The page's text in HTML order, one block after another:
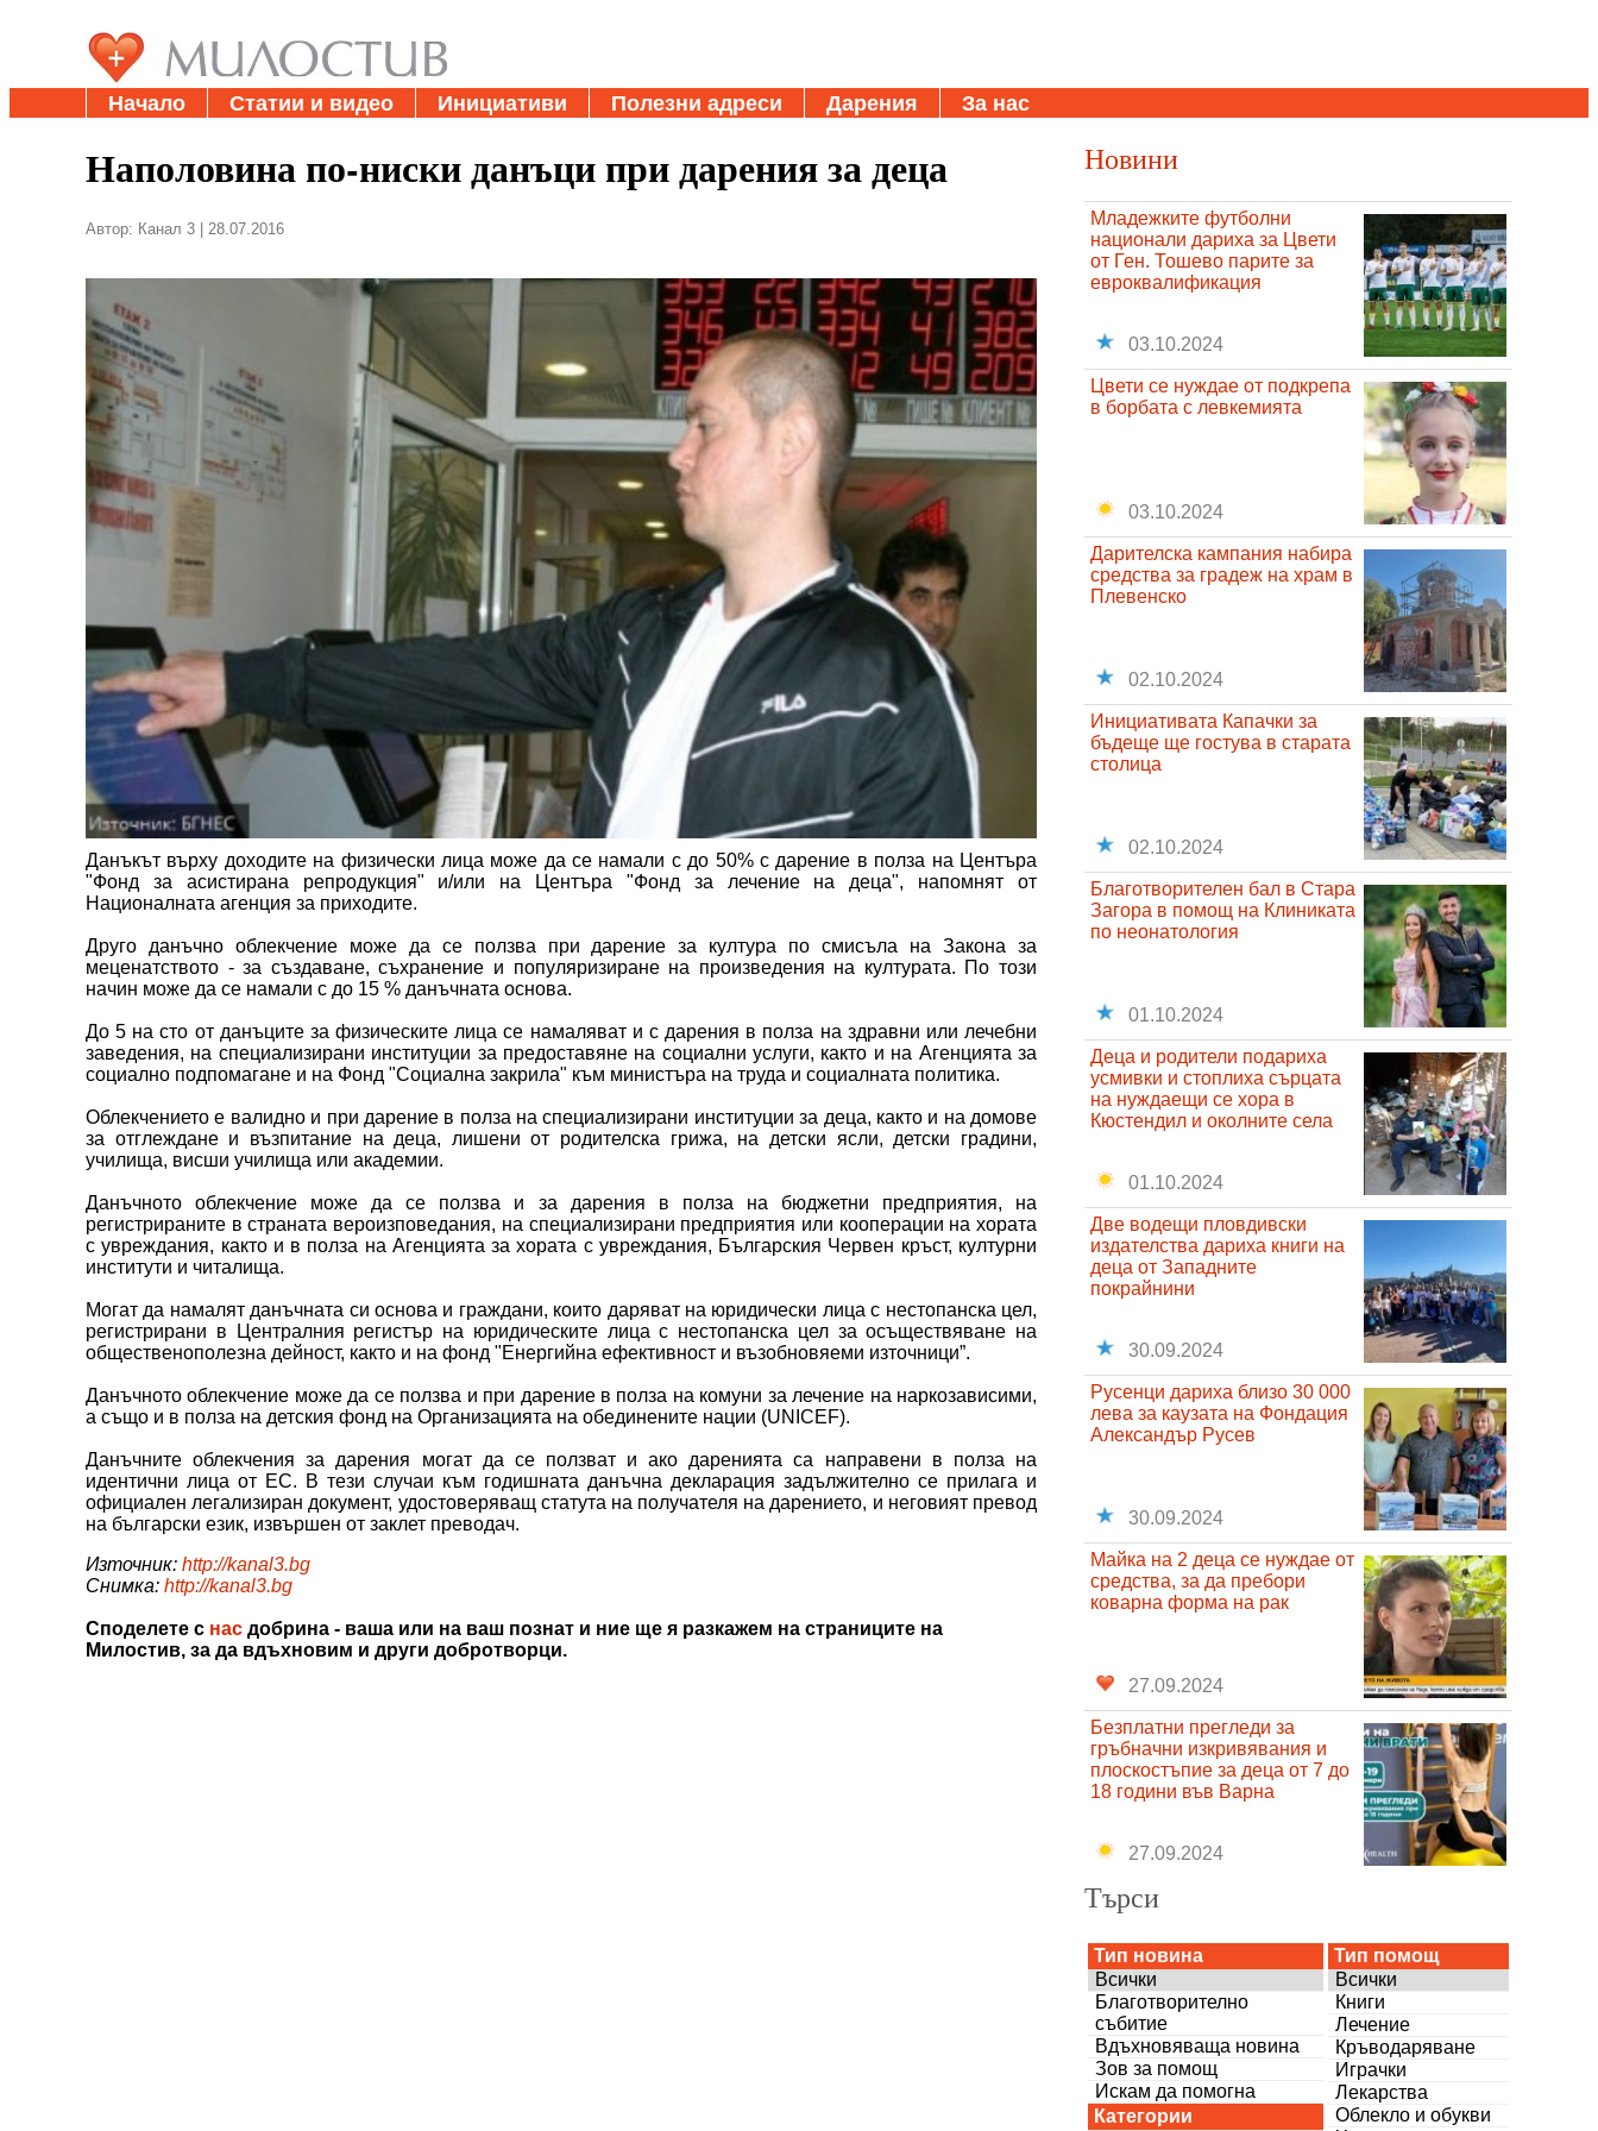
Начало Статии и видео Инициативи Полезни адреси Дарения За нас
Наполовина по-ниски данъци при дарения за деца
Автор: Канал 3 | 28.07.2016
Данъкът върху доходите на физически лица може да се намали с до 50% с дарение в полза на Центъра
"Фонд за асистирана репродукция" и/или на Центъра "Фонд за лечение на деца", напомнят от
Националната агенция за приходите.
Друго данъчно облекчение може да се ползва при дарение за култура по смисъла на Закона за
меценатството - за създаване, съхранение и популяризиране на произведения на културата. По този
начин може да се намали с до 15 % данъчната основа.
До 5 на сто от данъците за физическите лица се намаляват и с дарения в полза на здравни или лечебни
заведения, на специализирани институции за предоставяне на социални услуги, както и на Агенцията за
социално подпомагане и на Фонд "Социална закрила" към министъра на труда и социалната политика.
Облекчението е валидно и при дарение в полза на специализирани институции за деца, както и на домове
за отглеждане и възпитание на деца, лишени от родителска грижа, на детски ясли, детски градини,
училища, висши училища или академии.
Данъчното облекчение може да се ползва и за дарения в полза на бюджетни предприятия, на
регистрираните в страната вероизповедания, на специализирани предприятия или кооперации на хората
с увреждания, както и в полза на Агенцията за хората с увреждания, Българския Червен кръст, културни
институти и читалища.
Могат да намалят данъчната си основа и граждани, които даряват на юридически лица с нестопанска цел,
регистрирани в Централния регистър на юридическите лица с нестопанска цел за осъществяване на
общественополезна дейност, както и на фонд "Енергийна ефективност и възобновяеми източници”.
Данъчното облекчение може да се ползва и при дарение в полза на комуни за лечение на наркозависими,
а също и в полза на детския фонд на Организацията на обединените нации (UNICEF).
Данъчните облекчения за дарения могат да се ползват и ако даренията са направени в полза на
идентични лица от ЕС. В тези случаи към годишната данъчна декларация задължително се прилага и
официален легализиран документ, удостоверяващ статута на получателя на дарението, и неговият превод
на български език, извършен от заклет преводач.
Източник: http://kanal3.bg
Снимка: http://kanal3.bg
Споделете с нас добрина - ваша или на ваш познат и ние ще я разкажем на страниците на
Милостив, за да вдъхновим и други добротворци.
Новини
Младежките футболни
национали дариха за Цвети
от Ген. Тошево парите за
евроквалификация
03.10.2024
Цвети се нуждае от подкрепа
в борбата с левкемията
03.10.2024
Дарителска кампания набира
средства за градеж на храм в
Плевенско
02.10.2024
Инициативата Капачки за
бъдеще ще гостува в старата
столица
02.10.2024
Благотворителен бал в Стара
Загора в помощ на Клиниката
по неонатология
01.10.2024
Деца и родители подариха
усмивки и стоплиха сърцата
на нуждаещи се хора в
Кюстендил и околните села
01.10.2024
Две водещи пловдивски
издателства дариха книги на
деца от Западните
покрайнини
30.09.2024
Русенци дариха близо 30 000
лева за каузата на Фондация
Александър Русев
30.09.2024
Майка на 2 деца се нуждае от
средства, за да пребори
коварна форма на рак
27.09.2024
Безплатни прегледи за
гръбначни изкривявания и
плоскостъпие за деца от 7 до
18 години във Варна
27.09.2024
Търси
Тип новина
Всички
Благотворително
събитие
Вдъхновяваща новина
Зов за помощ
Искам да помогна
Категории
Тип помощ
Всички
Книги
Лечение
Кръводаряване
Играчки
Лекарства
Облекло и обукви